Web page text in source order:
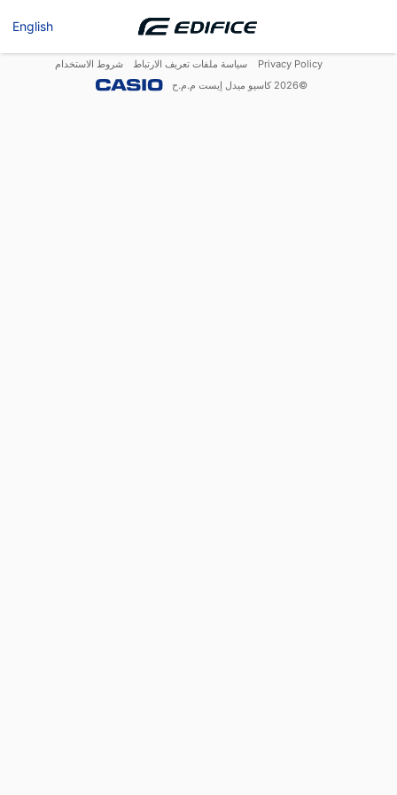
English
Privacy Policy سياسة ملفات تعريف الارتباط
شروط الاستخدام
©
2026 كاسيو ميدل إيست م.م.ح